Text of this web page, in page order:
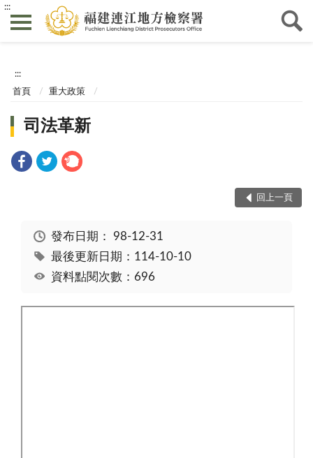
:::
:::
首頁 重大政策
司法革新
回上一頁
發布日期： 98-12-31
最後更新日期：114-10-10
資料點閱次數：696